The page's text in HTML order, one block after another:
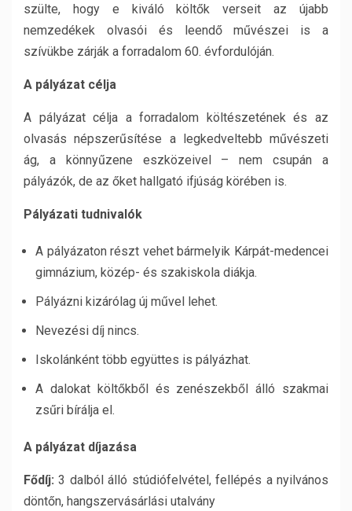
szülte, hogy e kiváló költők verseit az újabb
nemzedékek olvasói és leendő művészei is a
szívükbe zárják a forradalom 60. évfordulóján.
A pályázat célja
A pályázat célja a forradalom költészetének és az
olvasás népszerűsítése a legkedveltebb művészeti
ág, a könnyűzene eszközeivel – nem csupán a
pályázók, de az őket hallgató ifjúság körében is.
Pályázati tudnivalók
A pályázaton részt vehet bármelyik Kárpát-medencei
gimnázium, közép- és szakiskola diákja.
Pályázni kizárólag új művel lehet.
Nevezési díj nincs.
Iskolánként több együttes is pályázhat.
A dalokat költőkből és zenészekből álló szakmai
zsűri bírálja el.
A pályázat díjazása
Fődíj: 3 dalból álló stúdiófelvétel, fellépés a nyilvános
döntőn, hangszervásárlási utalvány